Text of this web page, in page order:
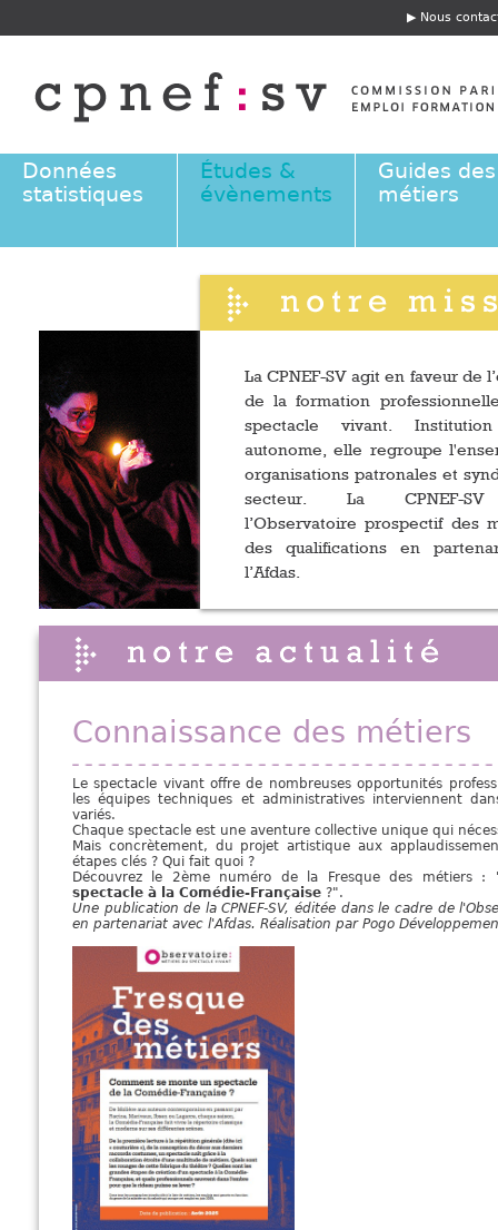
E
t
ê
e
Nous
Données
statistiques
Études &
évènements
Guides des
métiers
La CPNEF-SV agit en faveur de
de la formation
spectacle vivant.
autonome, elle regroupe
organisations patronales et
secteur. La CPNEF-
l’Observatoire prospectif des
des qualifications en
l’Afdas.
Connaissance des métiers
Le spectacle vivant offre de nombreuses opportunités
les équipes techniques et administratives interviennent
variés.
Chaque spectacle est une aventure collective unique qui
Mais concrètement, du projet artistique aux
étapes clés ? Qui fait quoi ?
Découvrez le 2ème numéro de la Fresque des métiers :
spectacle à la Comédie-Française ?".
Une publication de la CPNEF-SV, éditée dans le cadre de
en partenariat avec l'Afdas. Réalisation par Pogo